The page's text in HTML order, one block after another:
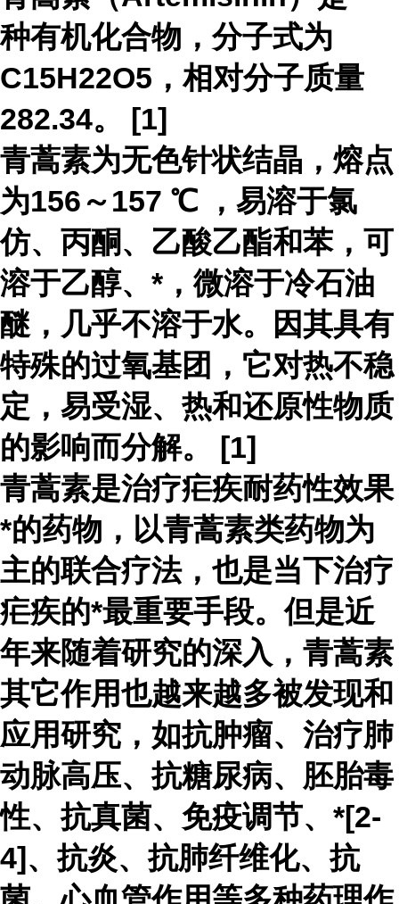
种有机化合物，分子式为
C15H22O5，相对分子质量
282.34。 [1]
青蒿素为无色针状结晶，熔点
为156～157 ℃ ，易溶于氯
仿、丙酮、乙酸乙酯和苯，可
溶于乙醇、*，微溶于冷石油
醚，几乎不溶于水。因其具有
特殊的过氧基团，它对热不稳
定，易受湿、热和还原性物质
的影响而分解。 [1]
青蒿素是治疗疟疾耐药性效果
*的药物，以青蒿素类药物为
主的联合疗法，也是当下治疗
疟疾的*最重要手段。但是近
年来随着研究的深入，青蒿素
其它作用也越来越多被发现和
应用研究，如抗肿瘤、治疗肺
动脉高压、抗糖尿病、胚胎毒
性、抗真菌、免疫调节、*[2-
4]、抗炎、抗肺纤维化、抗